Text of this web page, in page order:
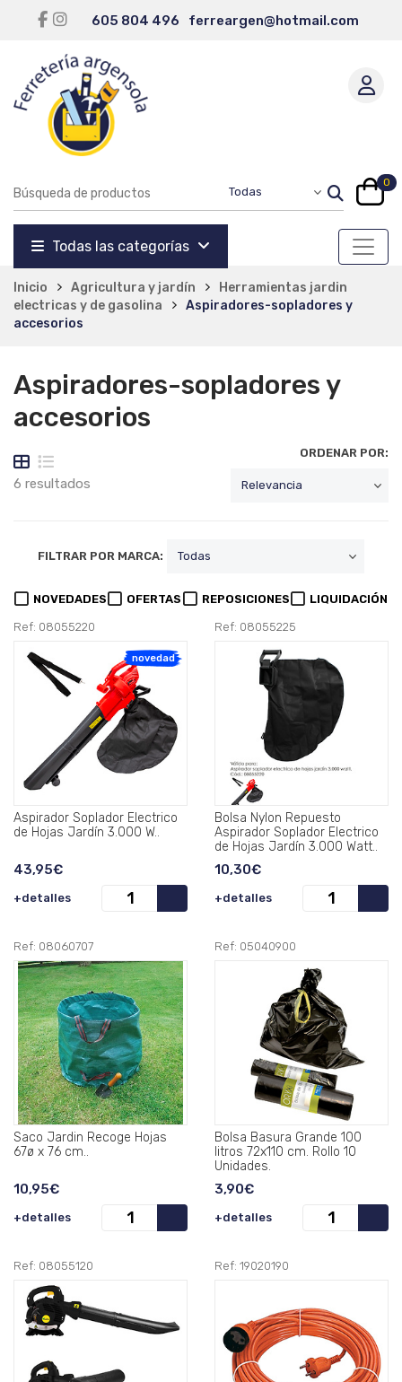
605 804 496 ferreargen@hotmail.com
0
Todas las categorías
Inicio Agricultura y jardín
Herramientas jardin
electricas y de gasolina
Aspiradores-sopladores y
accesorios
Aspiradores-sopladores y
accesorios
6 resultados
ORDENAR POR:
FILTRAR POR MARCA:
NOVEDADES OFERTAS REPOSICIONES LIQUIDACIÓN
Ref: 08055220
novedad
Aspirador Soplador Electrico
de Hojas Jardín 3.000 W..
43,95€
+detalles
Ref: 08055225
Bolsa Nylon Repuesto
Aspirador Soplador Electrico
de Hojas Jardín 3.000 Watt..
10,30€
+detalles
Ref: 08060707
Saco Jardin Recoge Hojas
67ø x 76 cm..
10,95€
+detalles
Ref: 05040900
Bolsa Basura Grande 100
litros 72x110 cm. Rollo 10
Unidades.
3,90€
+detalles
Ref: 08055120 Ref: 19020190